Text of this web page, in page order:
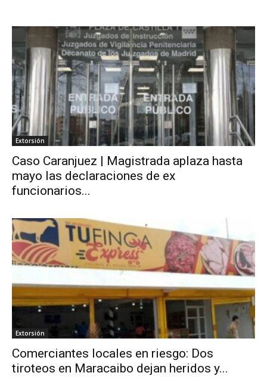
Extorsión
Caso Caranjuez | Magistrada aplaza hasta
mayo las declaraciones de ex
funcionarios...
Extorsión
Comerciantes locales en riesgo: Dos
tiroteos en Maracaibo dejan heridos y...